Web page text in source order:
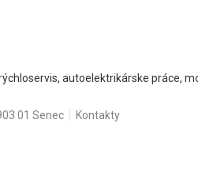
autoelektrikárske práce,
01 Senec Kontakty